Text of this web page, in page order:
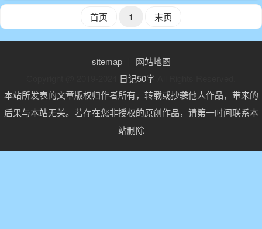
巴。"你拿去看一看吧。”
首页 1 末页
sitemap丨 网站地图
日记50字
本站所发表的文章版权归作者所有，转载或抄袭他人作品，带来的
后果与本站无关。若存在您非授权的原创作品，请第一时间联系本
站删除